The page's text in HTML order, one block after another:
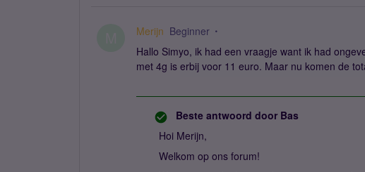
Merijn Beginner
Hallo Simyo, ik had een vraagje want ik had
met 4g is erbij voor 11 euro. Maar nu komen de
Beste antwoord door Bas
Hoi Merijn,
Welkom op ons forum!